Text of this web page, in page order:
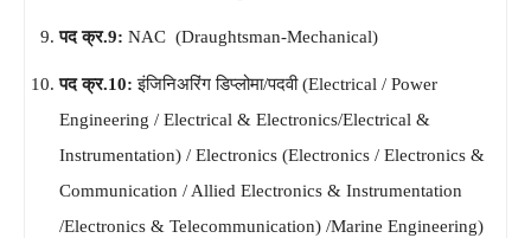
पद क्र.9: NAC (Draughtsman-Mechanical)
पद क्र.10:इंजिनिअरिंग डिप्लोमा/पदवी (Electrical / Power
Engineering / Electrical & Electronics/Electrical &
Instrumentation) / Electronics (Electronics / Electronics &
Communication / Allied Electronics & Instrumentation
/Electronics & Telecommunication) /Marine Engineering)